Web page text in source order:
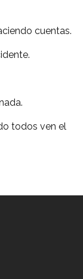
cuentas.